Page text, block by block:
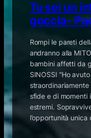
Tu sei un
goccia-
Rompi le pareti
andranno alla
bambini affetti da
SINOSSI “Ho
sfide e di momenti
estremi.
l’opportunità unica